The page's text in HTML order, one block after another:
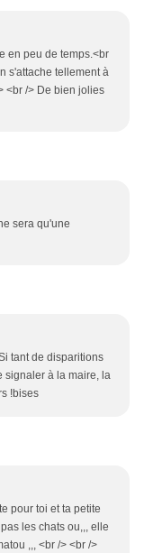
en peu de temps.<br
s'attache tellement à
<br /> De bien jolies
sera qu'une
tant de disparitions
signaler à la maire, la
!bises
pour toi et ta petite
les chats ou,,, elle
,,, <br /> <br />